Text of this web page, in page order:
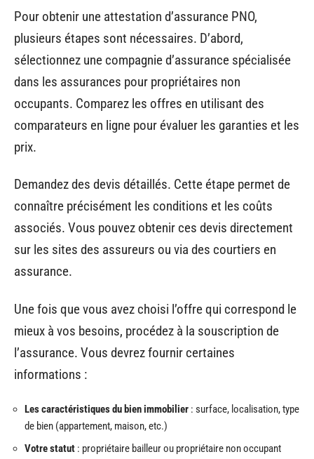
Pour obtenir une attestation d’assurance PNO,
plusieurs étapes sont nécessaires. D’abord,
sélectionnez une compagnie d’assurance spécialisée
dans les assurances pour propriétaires non
occupants. Comparez les offres en utilisant des
comparateurs en ligne pour évaluer les garanties et les
prix.
Demandez des devis détaillés. Cette étape permet de
connaître précisément les conditions et les coûts
associés. Vous pouvez obtenir ces devis directement
sur les sites des assureurs ou via des courtiers en
assurance.
Une fois que vous avez choisi l’offre qui correspond le
mieux à vos besoins, procédez à la souscription de
l’assurance. Vous devrez fournir certaines
informations :
Les caractéristiques du bien immobilier : surface, localisation, type
de bien (appartement, maison, etc.)
Votre statut : propriétaire bailleur ou propriétaire non occupant